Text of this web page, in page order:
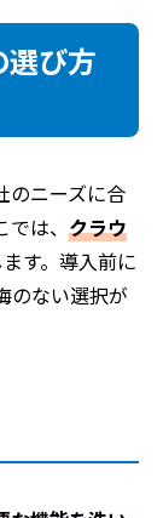
選び方
のニーズに合
は、 クラウ
す。導入前に
のない選択が